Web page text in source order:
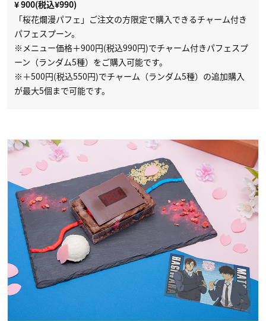
¥ 900(税込¥990)
「桜花爛漫パフェ」ご注文の方限定で購入できるチャーム付き
パフェスプーン。
※メニュー価格＋900円(税込990円)でチャーム付きパフェスプ
ーン（ランダム5種）をご購入可能です。
※＋500円(税込550円)でチャーム（ランダム5種）の追加購入
が最大5個まで可能です。